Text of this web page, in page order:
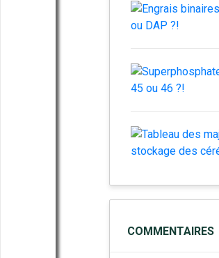
COMMENTAIRES